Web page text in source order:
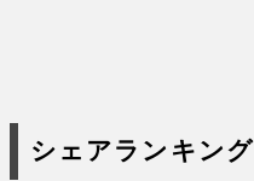
シェアランキング